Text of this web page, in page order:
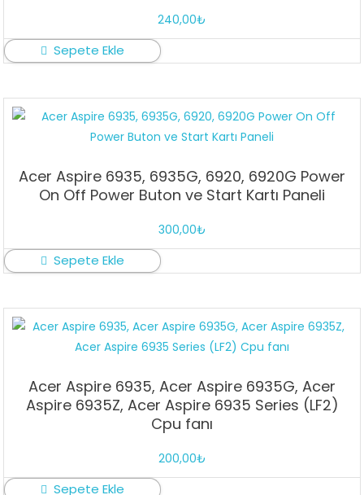
240,00₺
Sepete Ekle
Acer Aspire 6935, 6935G, 6920, 6920G Power
On Off Power Buton ve Start Kartı Paneli
300,00₺
Sepete Ekle
Acer Aspire 6935, Acer Aspire 6935G, Acer
Aspire 6935Z, Acer Aspire 6935 Series (LF2)
Cpu fanı
200,00₺
Sepete Ekle